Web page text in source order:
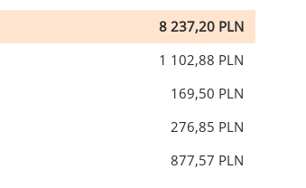
8 237,20 PLN
1 102,88 PLN
169,50 PLN
276,85 PLN
877,57 PLN